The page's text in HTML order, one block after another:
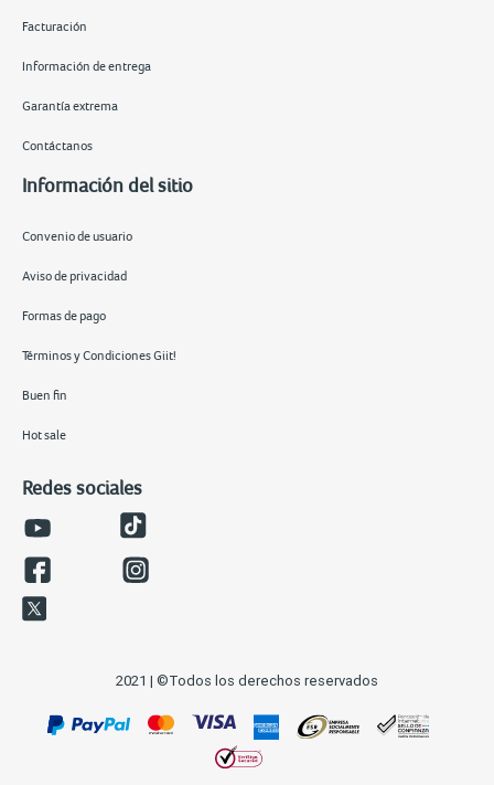
Facturación
Información de entrega
Garantía extrema
Contáctanos
Información del sitio
Convenio de usuario
Aviso de privacidad
Formas de pago
Términos y Condiciones Giit!
Buen fin
Hot sale
Redes sociales
2021 | ©Todos los derechos reservados